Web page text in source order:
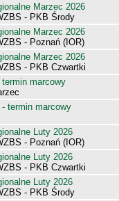
Marzec 2026
- PKB Środy
Marzec 2026
- Poznań (IOR)
Marzec 2026
- PKB Czwartki
marcowy
termin marcowy
Luty 2026
- Poznań (IOR)
Luty 2026
- PKB Czwartki
Luty 2026
- PKB Środy